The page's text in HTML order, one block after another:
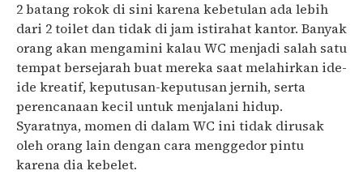
2 batang rokok di sini karena kebetulan ada lebih
dari 2 toilet dan tidak di jam istirahat kantor. Banyak
orang akan mengamini kalau WC menjadi salah satu
tempat bersejarah buat mereka saat melahirkan ide-
ide kreatif, keputusan-keputusan jernih, serta
perencanaan kecil untuk menjalani hidup.
Syaratnya, momen di dalam WC ini tidak dirusak
oleh orang lain dengan cara menggedor pintu
karena dia kebelet.